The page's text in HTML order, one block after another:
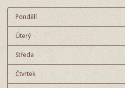
Pondělí
Úterý
Středa
Čtvrtek